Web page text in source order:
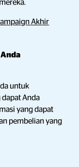
Akhir
untuk
Anda
yang dapat
pembelian yang